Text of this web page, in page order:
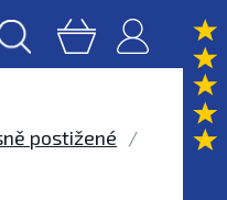
postižené